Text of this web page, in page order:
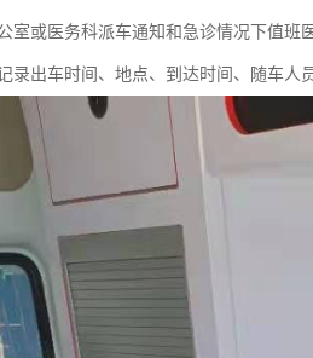
室或医务科派车通知和急诊情况下值
录出车时间、地点、到达时间、随车人员